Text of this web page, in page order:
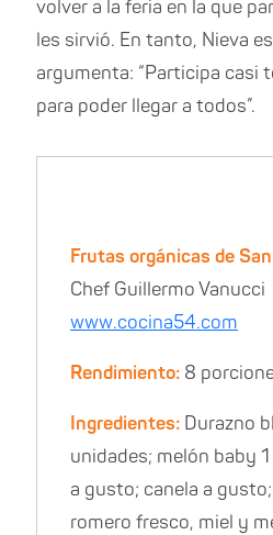
volver a la feria en la que
les sirvió. En tanto, Nieva
argumenta: “Participa casi
para poder llegar a todos”.
Frutas orgánicas de
Chef Guillermo Vanucci
www.cocina54.com
Rendimiento: 8
Ingredientes: Durazno
unidades; melón baby
a gusto; canela a
romero fresco, miel y